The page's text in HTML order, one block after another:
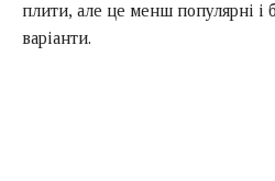
плити, але це менш популярні і
варіанти.